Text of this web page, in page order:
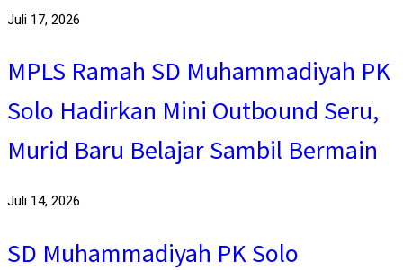
Juli 17, 2026
MPLS Ramah SD Muhammadiyah PK
Solo Hadirkan Mini Outbound Seru,
Murid Baru Belajar Sambil Bermain
Juli 14, 2026
SD Muhammadiyah PK Solo